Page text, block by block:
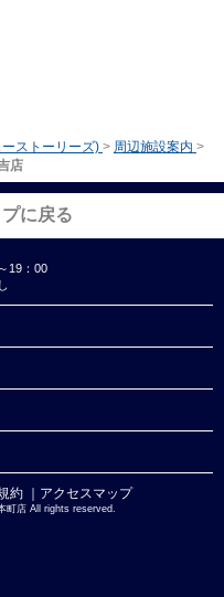
ストーリーズ) > 周辺施設案内 >
店
に戻る
19：00
約 ｜アクセスマップ
店 All rights reserved.